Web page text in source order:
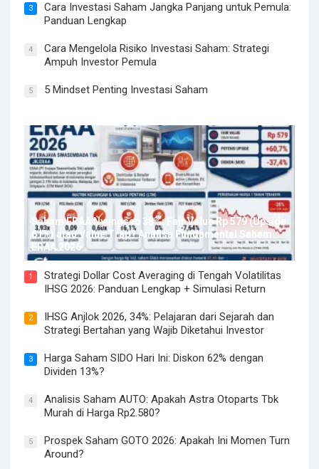
3
Cara Investasi Saham Jangka Panjang untuk Pemula:
Panduan Lengkap
4
Cara Mengelola Risiko Investasi Saham: Strategi
Ampuh Investor Pemula
5 5 Mindset Penting Investasi Saham
Saham ERAA Nyungsep 38%: Fair Value Rp 579 (Upside
61%) atau Value Trap? Analisa Fundamental Saham
ERAA 2026
1
Strategi Dollar Cost Averaging di Tengah Volatilitas
IHSG 2026: Panduan Lengkap + Simulasi Return
2
IHSG Anjlok 2026, 34%: Pelajaran dari Sejarah dan
Strategi Bertahan yang Wajib Diketahui Investor
3
Harga Saham SIDO Hari Ini: Diskon 62% dengan
Dividen 13%?
4
Analisis Saham AUTO: Apakah Astra Otoparts Tbk
Murah di Harga Rp2.580?
5
Prospek Saham GOTO 2026: Apakah Ini Momen Turn
Around?